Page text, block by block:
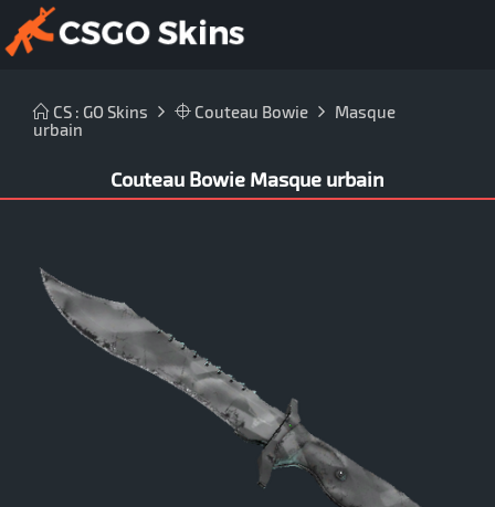
CS : GO Skins Couteau Bowie
Masque
urbain
Couteau Bowie Masque urbain